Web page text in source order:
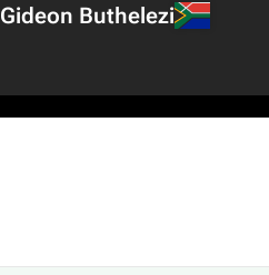
Gideon Buthelezi